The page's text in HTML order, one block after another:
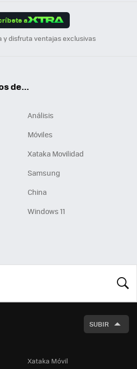
a
y disfruta ventajas exclusivas
de...
Análisis
Móviles
Xataka Movilidad
Samsung
China
Windows 11
SUBIR
Xataka Móvil